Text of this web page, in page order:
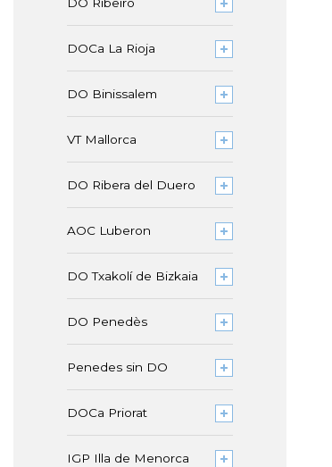
DOCa La Rioja
DO Binissalem
VT Mallorca
DO Ribera del Duero
AOC Luberon
DO Txakolí de Bizkaia
DO Penedès
Penedes sin DO
DOCa Priorat
IGP Illa de Menorca